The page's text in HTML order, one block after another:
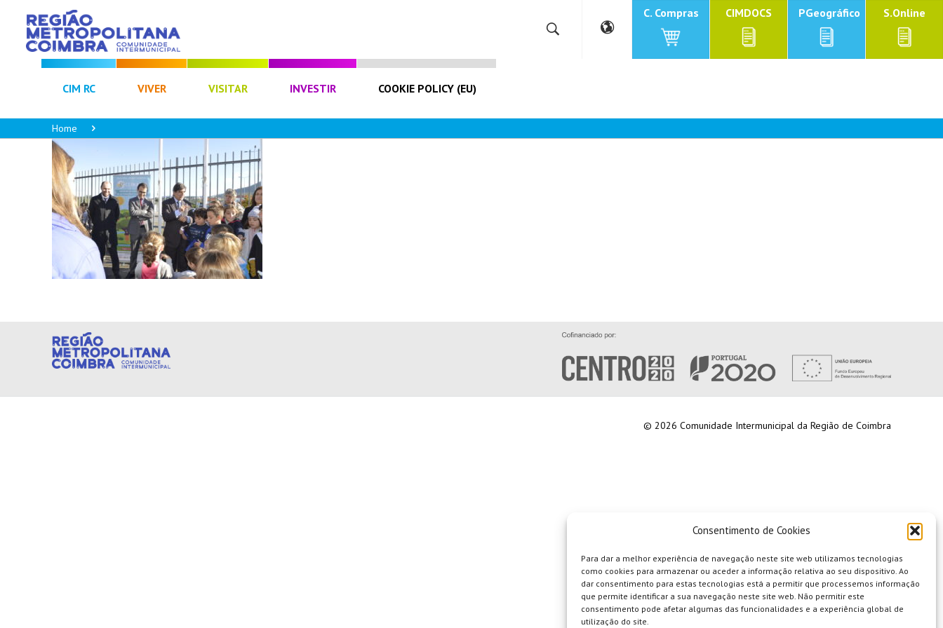
Consentimento de Cookies
Para dar a melhor experiência de navegação neste site web utilizamos tecnologias
como cookies para armazenar ou aceder a informação relativa ao seu dispositivo. Ao
dar consentimento para estas tecnologias está a permitir que processemos informação
que permite identificar a sua navegação neste site web. Não permitir este
consentimento pode afetar algumas das funcionalidades e a experiência global de
utilização do site.
CIM RC VIVER VISITAR INVESTIR COOKIE POLICY (EU)
C. Compras CIMDOCS PGeográfico S.Online
Home
© 2026 Comunidade Intermunicipal da Região de Coimbra